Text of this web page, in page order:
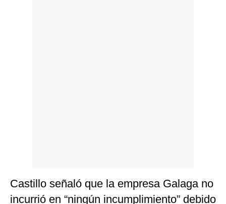
Castillo señaló que la empresa Galaga no
incurrió en “ningún incumplimiento” debido